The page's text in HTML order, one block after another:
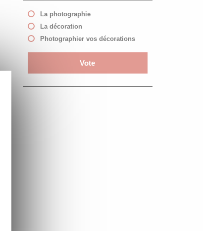
La photographie
La décoration
Photographier vos décorations